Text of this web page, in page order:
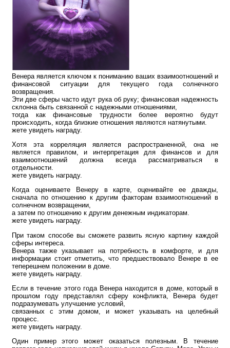
Венера является ключом к пониманию ваших взаимоотношений и
финансовой ситуации для текущего года солнечного
возвращения.
Эти две сферы часто идут рука об руку; финансовая надежность
склонна быть связанной с надежными отношениями,
тогда как финансовые трудности более вероятно будут
происходить, когда близкие отношения являются натянутыми.
жете увидеть награду.
Хотя эта корреляция является распространенной, она не
является правилом, и интерпретация для финансов и для
взаимоотношений должна всегда рассматриваться в
отдельности.
жете увидеть награду.
Когда оцениваете Венеру в карте, оценивайте ее дважды,
сначала по отношению к другим факторам взаимоотношений в
солнечном возвращении,
а затем по отношению к другим денежным индикаторам.
жете увидеть награду.
При таком способе вы сможете развить ясную картину каждой
сферы интереса.
Венера также указывает на потребность в комфорте, и для
информации стоит отметить, что предшествовало Венере в ее
теперешнем положении в доме.
жете увидеть награду.
Если в течение этого года Венера находится в доме, который в
прошлом году представлял сферу конфликта, Венера будет
подразумевать улучшение условий,
связанных с этим домом, и может указывать на целебный
процесс.
жете увидеть награду.
Один пример этого может оказаться полезным. В течение